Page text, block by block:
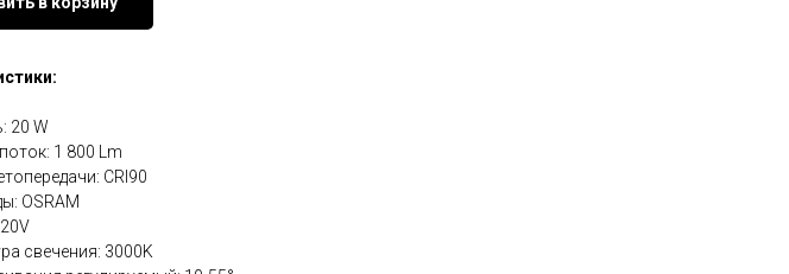
20 W
1 800 Lm
CRI90
OSRAM
свечения: 3000K